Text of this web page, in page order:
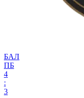
БАЛ
ПБ
4
:
3